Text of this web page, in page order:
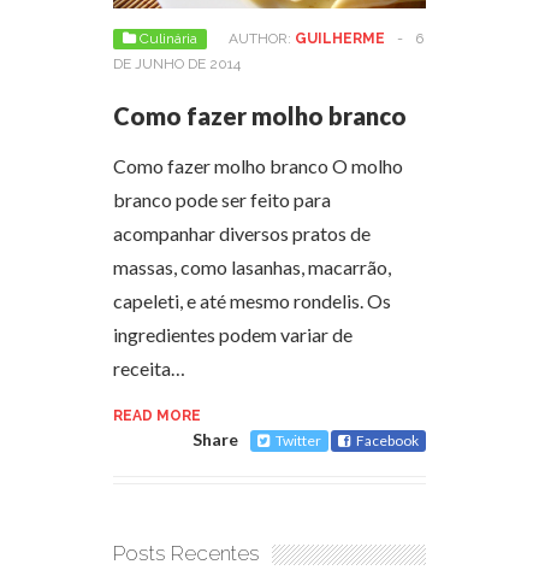
Culinária AUTHOR: GUILHERME -
6
DE JUNHO DE 2014
Como fazer molho branco
Como fazer molho branco O molho
branco pode ser feito para
acompanhar diversos pratos de
massas, como lasanhas, macarrão,
capeleti, e até mesmo rondelis. Os
ingredientes podem variar de
receita…
READ MORE
Share Twitter Facebook
Posts Recentes